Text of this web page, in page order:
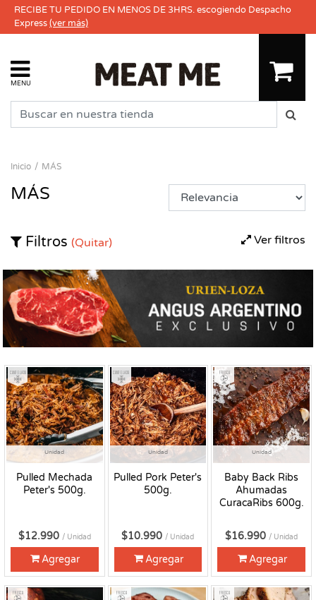
RECIBE TU PEDIDO EN MENOS DE 3HRS. escogiendo Despacho
Express(ver más)
MENU
Inicio MÁS
MÁS
Ver filtros
Filtros (Quitar)
Unidad
Pulled Mechada
Peter's 500g.
Congelado
$12.990 / Unidad
Agregar
Unidad
Pulled Pork Peter's
500g.
Congelado
$10.990 / Unidad
Agregar
Unidad
Baby Back Ribs
Ahumadas
CuracaRibs 600g.
Fresco
$16.990 / Unidad
Agregar
Fresco Fresco Fresco